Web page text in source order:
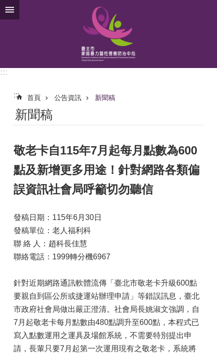
跳到主要內容區塊
:::
::: 首頁 公告資訊 新聞稿
新聞稿
敬老卡自115年7月起每月點數為600
點及新增更多用途！針對網路各類偏
誤資訊社會局呼籲切勿聽信
發稿日期：115年6月30日
發稿單位：老人福利科
聯 絡 人：趙科長佳慧
聯絡電話：1999轉分機6967
針對近期網路通訊軟體流傳「臺北市敬老卡升級600點
要親自到區公所或捷運站辦理申請」等錯誤訊息，臺北
市政府社會局做出嚴正澄清。社會局長姚淑文強調，自
7月起敬老卡每月點數由480點調升至600點，本程式已
寫入點數運用之運具及場館系統，不需要特別提出申
請，長輩只要7月起第一次運用現有之敬老卡，系統將